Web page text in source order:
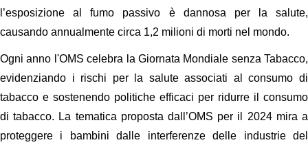
l’esposizione al fumo passivo è dannosa per la salute,
causando annualmente circa 1,2 milioni di morti nel mondo.
Ogni anno l'OMS celebra la Giornata Mondiale senza Tabacco,
evidenziando i rischi per la salute associati al consumo di
tabacco e sostenendo politiche efficaci per ridurre il consumo
di tabacco. La tematica proposta dall’OMS per il 2024 mira a
proteggere i bambini dalle interferenze delle industrie del